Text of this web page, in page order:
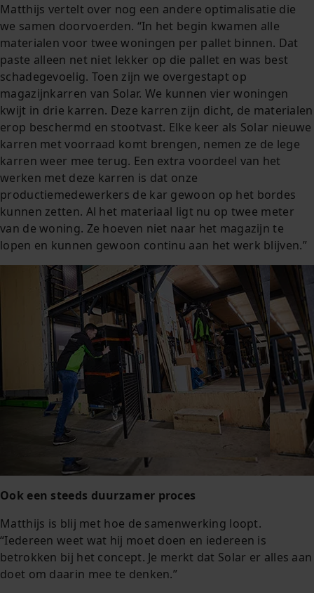
Matthijs vertelt over nog een andere optimalisatie die
we samen doorvoerden. “In het begin kwamen alle
materialen voor twee woningen per pallet binnen. Dat
paste alleen net niet lekker op die pallet en was best
schadegevoelig. Toen zijn we overgestapt op
magazijnkarren van Solar. We kunnen vier woningen
kwijt in drie karren. Deze karren zijn dicht, de materialen
erop beschermd en stootvast. Elke keer als Solar nieuwe
karren met voorraad komt brengen, nemen ze de lege
karren weer mee terug. Een extra voordeel van het
werken met deze karren is dat onze
productiemedewerkers de kar gewoon op het bordes
kunnen zetten. Al het materiaal ligt nu op twee meter
van de woning. Ze hoeven niet naar het magazijn te
lopen en kunnen gewoon continu aan het werk blijven.”
Ook een steeds duurzamer proces
Matthijs is blij met hoe de samenwerking loopt.
“Iedereen weet wat hij moet doen en iedereen is
betrokken bij het concept. Je merkt dat Solar er alles aan
doet om daarin mee te denken.”